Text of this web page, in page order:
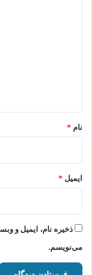
نام *
ایمیل *
ذخیره نام، ایمیل و
می‌نویسم.